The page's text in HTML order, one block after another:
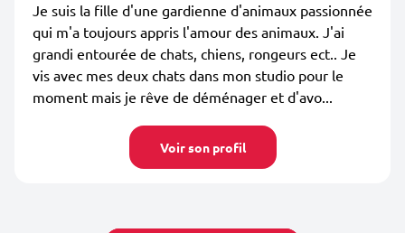
Je suis la fille d'une gardienne d'animaux passionnée
qui m'a toujours appris l'amour des animaux. J'ai
grandi entourée de chats, chiens, rongeurs ect.. Je
vis avec mes deux chats dans mon studio pour le
moment mais je rêve de déménager et d'avo...
Voir son profil